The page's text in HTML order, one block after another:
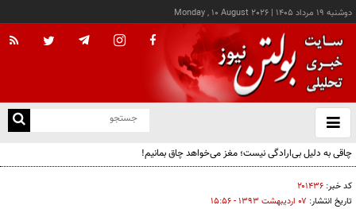
دوشنبه ۱۹ مرداد ۱۴۰۵ |
Monday , 10 August 2026
باز
و
چاقی به دلیل بی‌ارادگی نیست؛ مغز می‌خواهد چاق بمانیم!
کد خبر: ۲۰۱۴۳۶
تاریخ انتشار: ۰۷ ارديبهشت ۱۳۹۳ - ۱۵:۵۶